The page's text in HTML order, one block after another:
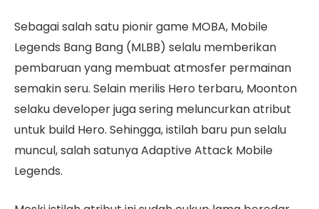
Sebagai salah satu pionir game MOBA, Mobile
Legends Bang Bang (MLBB) selalu memberikan
pembaruan yang membuat atmosfer permainan
semakin seru. Selain merilis Hero terbaru, Moonton
selaku developer juga sering meluncurkan atribut
untuk build Hero. Sehingga, istilah baru pun selalu
muncul, salah satunya Adaptive Attack Mobile
Legends.